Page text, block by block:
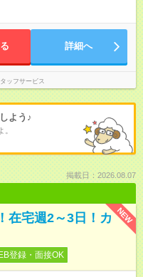
詳細へ
ッフサービス
よう♪
掲載日：2026.08.07
NEW
在宅週2～3日！カ
登録・面接OK